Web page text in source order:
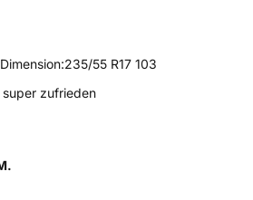
Dimension:235/55 R17 103
zufrieden